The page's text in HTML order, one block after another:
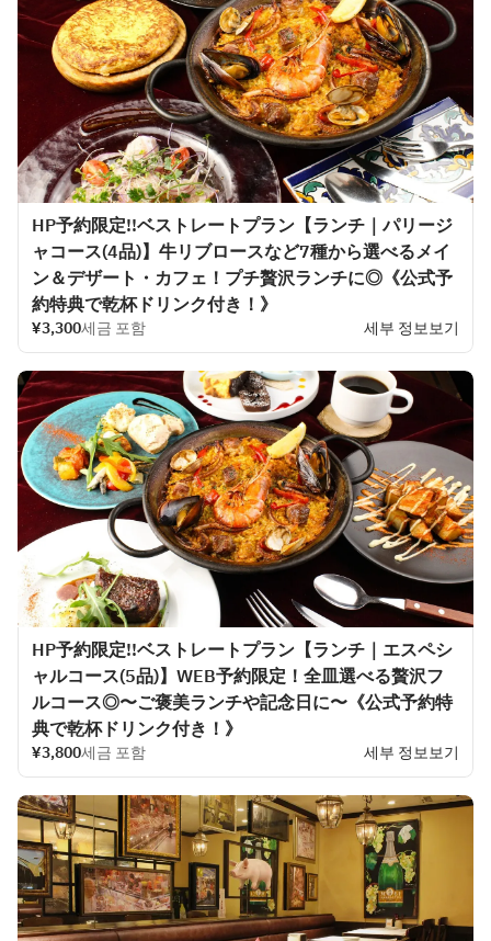
HP予約限定!!ベストレートプラン【ランチ｜パリージ
ャコース(4品)】牛リブロースなど7種から選べるメイ
ン＆デザート・カフェ！プチ贅沢ランチに◎《公式予
約特典で乾杯ドリンク付き！》
¥3,300세금 포함 세부 정보보기
HP予約限定!!ベストレートプラン【ランチ｜エスペシ
ャルコース(5品)】WEB予約限定！全皿選べる贅沢フ
ルコース◎〜ご褒美ランチや記念日に〜《公式予約特
典で乾杯ドリンク付き！》
¥3,800세금 포함 세부 정보보기